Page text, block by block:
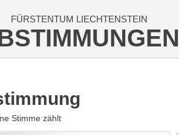
FÜRSTENTUM LIECHTENSTEIN
Stimme zählt